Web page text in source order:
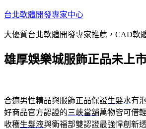
跳
主
內
台北軟體開發專家中心
大優質台北軟體開發專家推薦，CAD軟
雄厚娛樂城服飾正品未上
合適男性精品與服飾正品保證生髮水有
好商品官方認證的三峽當舖萬物皆可借
收穫生髮液與衛福部雙認證最強悍創新